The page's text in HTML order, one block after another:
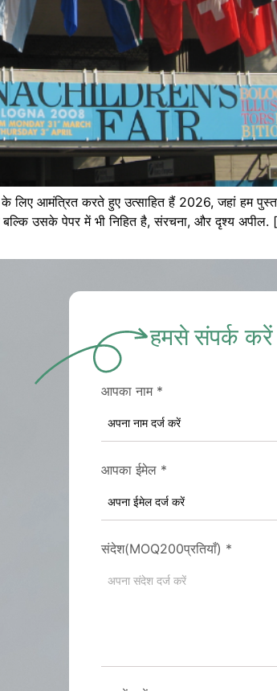
लिए आमंत्रित करते हुए उत्साहित हैं 2026, जहां हम
बल्कि उसके पेपर में भी निहित है, संरचना, और दृश्य
हमसे संपर्क करें
आपका नाम *
आपका ईमेल *
संदेश(MOQ200प्रतियाँ) *